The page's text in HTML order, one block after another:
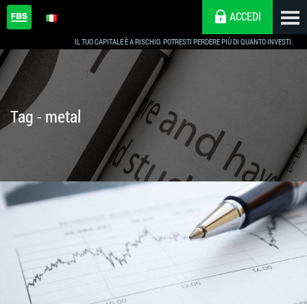
IL TUO CAPITALE È A RISCHIO. POTRESTI PERDERE PIÙ DI QUANTO INVESTI.
ACCEDI
Tag - metal